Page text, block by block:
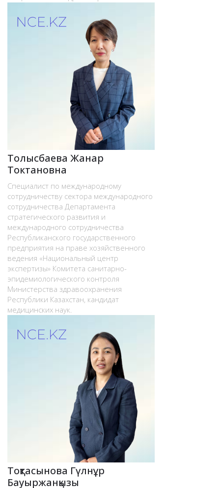
Толысбаева Жанар
Токтановна
Cпециалист по международному
сотрудничеству сектора международного
сотрудничества Департамента
стратегического развития и
международного сотрудничества
Республиканского государственного
предприятия на праве хозяйственного
ведения «Национальный центр
экспертизы» Комитета санитарно-
эпидемиологического контроля
Министерства здравоохранения
Республики Казахстан, кандидат
медицинских наук.
Тоқтасынова Гүлнұр
Бауыржанқызы